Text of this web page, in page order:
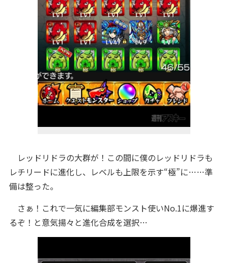
レッドリドラの大群が！この間に僕のレッドリドラも
レチリードに進化し、レベルも上限を示す“極”に……準
備は整った。
さぁ！これで一気に編集部モンスト使いNo.1に爆進す
るぞ！と意気揚々と進化合成を選択…